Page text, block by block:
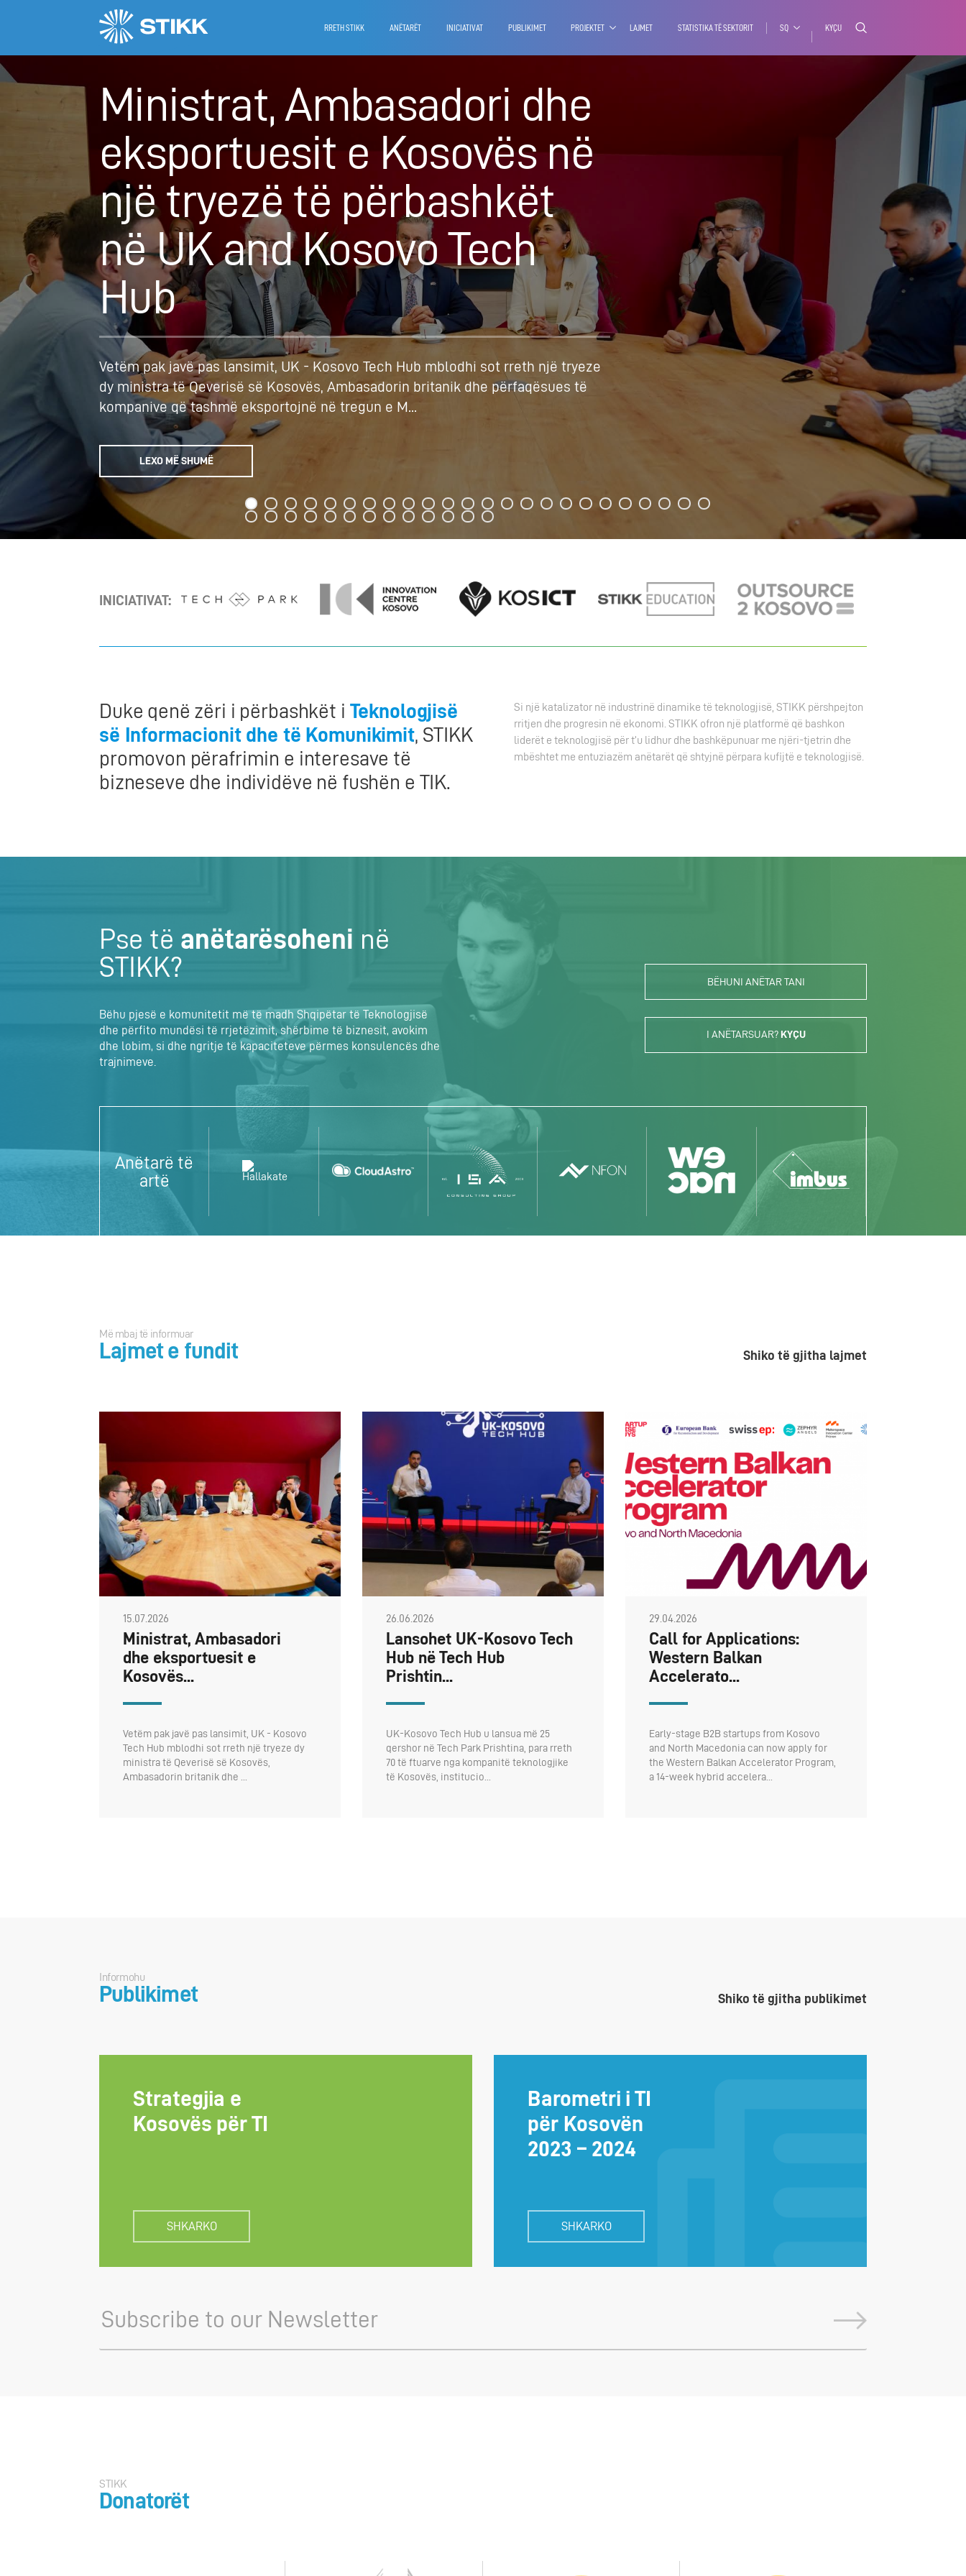
RRETH STIKK ANËTARËT INICIATIVAT PUBLIKIMET PROJEKTET LAJMET STATISTIKA TË SEKTORIT SQ KYÇU
Ministrat, Ambasadori dhe
eksportuesit e Kosovës në
një tryezë të përbashkët
në UK and Kosovo Tech
Hub
Vetëm pak javë pas lansimit, UK - Kosovo Tech Hub mblodhi sot rreth një tryeze
dy ministra të Qeverisë së Kosovës, Ambasadorin britanik dhe përfaqësues të
kompanive që tashmë eksportojnë në tregun e M...
LEXO MË SHUMË
INICIATIVAT:
Duke qenë zëri i përbashkët i Teknologjisë
së Informacionit dhe të Komunikimit, STIKK
promovon përafrimin e interesave të
bizneseve dhe individëve në fushën e TIK.
Si një katalizator në industrinë dinamike të teknologjisë, STIKK përshpejton
rritjen dhe progresin në ekonomi. STIKK ofron një platformë që bashkon
liderët e teknologjisë për t’u lidhur dhe bashkëpunuar me njëri-tjetrin dhe
mbështet me entuziazëm anëtarët që shtyjnë përpara kufijtë e teknologjisë.
Pse të anëtarësoheni në
STIKK?
Bëhu pjesë e komunitetit më të madh Shqipëtar të Teknologjisë
dhe përfito mundësi të rrjetëzimit, shërbime të biznesit, avokim
dhe lobim, si dhe ngritje të kapaciteteve përmes konsulencës dhe
trajnimeve.
BËHUNI ANËTAR TANI
I ANËTARSUAR? KYÇU
Anëtarë të
artë
Më mbaj të informuar
Lajmet e fundit Shiko të gjitha lajmet
15.07.2026
Ministrat, Ambasadori
dhe eksportuesit e
Kosovës...
Vetëm pak javë pas lansimit, UK - Kosovo
Tech Hub mblodhi sot rreth një tryeze dy
ministra të Qeverisë së Kosovës,
Ambasadorin britanik dhe ...
26.06.2026
Lansohet UK-Kosovo Tech
Hub në Tech Hub
Prishtin...
UK-Kosovo Tech Hub u lansua më 25
qershor në Tech Park Prishtina, para rreth
70 të ftuarve nga kompanitë teknologjike
të Kosovës, institucio...
29.04.2026
Call for Applications:
Western Balkan
Accelerato...
Early-stage B2B startups from Kosovo
and North Macedonia can now apply for
the Western Balkan Accelerator Program,
a 14-week hybrid accelera...
Informohu
Publikimet Shiko të gjitha publikimet
Strategjia e
Kosovës për TI
SHKARKO
Barometri i TI
për Kosovën
2023 – 2024
SHKARKO
STIKK
Donatorët